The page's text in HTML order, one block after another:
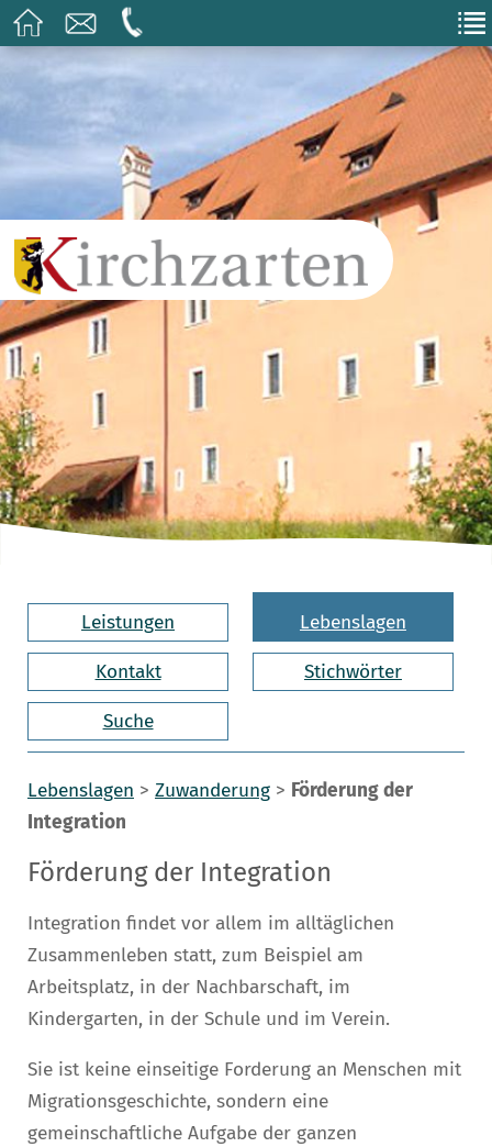
Leistungen Lebenslagen
Kontakt Stichwörter
Suche
Lebenslagen > Zuwanderung > Förderung der
Integration
Förderung der Integration
Integration findet vor allem im alltäglichen
Zusammenleben statt, zum Beispiel am
Arbeitsplatz, in der Nachbarschaft, im
Kindergarten, in der Schule und im Verein.
Sie ist keine einseitige Forderung an Menschen mit
Migrationsgeschichte, sondern eine
gemeinschaftliche Aufgabe der ganzen